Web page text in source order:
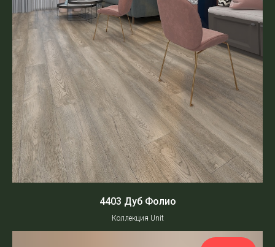
4403 Дуб Фолио
Коллекция Unit